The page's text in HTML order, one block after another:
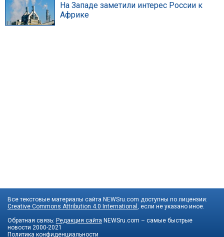
На Западе заметили интерес России к
Африке
Все текстовые материалы сайта NEWSru.com доступны по лицензии:
Creative Commons Attribution 4.0 International , если не указано иное.
Обратная связь: Редакция сайта NEWSru.com – самые быстрые
новости 2000-2021
Политика конфиденциальности